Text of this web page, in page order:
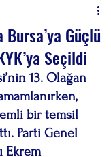
Güçlü
Seçildi
13. Olağan
bir temsil
Parti Genel
Ekrem